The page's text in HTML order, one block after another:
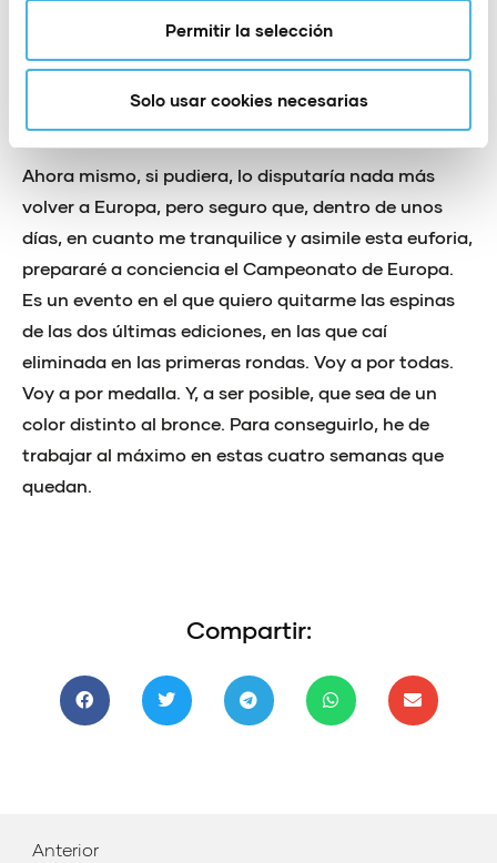
Permitir la selección
Solo usar cookies necesarias
se celebra en Praga. Con la
adrenalina del bronce
mundialista, ¿te gustaría que
el Europeo llegara ya mismo?
Ahora mismo, si pudiera, lo disputaría nada más
volver a Europa, pero seguro que, dentro de unos
días, en cuanto me tranquilice y asimile esta euforia,
prepararé a conciencia el Campeonato de Europa.
Es un evento en el que quiero quitarme las espinas
de las dos últimas ediciones, en las que caí
eliminada en las primeras rondas. Voy a por todas.
Voy a por medalla. Y, a ser posible, que sea de un
color distinto al bronce. Para conseguirlo, he de
trabajar al máximo en estas cuatro semanas que
quedan.
Compartir:
Anterior